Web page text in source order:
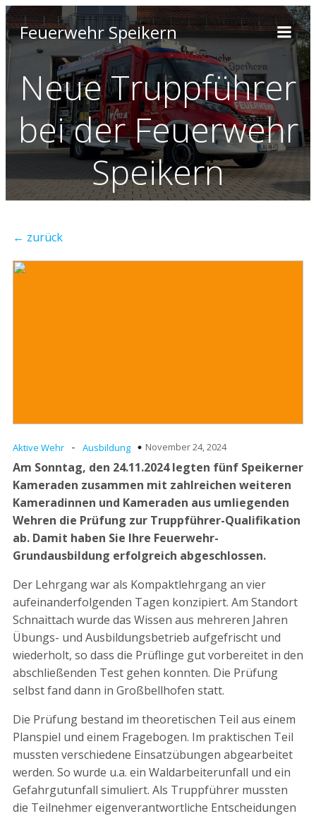
Feuerwehr Speikern
Neue Truppführer
bei der Feuerwehr
Speikern
← zurück
Aktive Wehr - Ausbildung November 24, 2024
Am Sonntag, den 24.11.2024 legten fünf Speikerner
Kameraden zusammen mit zahlreichen weiteren
Kameradinnen und Kameraden aus umliegenden
Wehren die Prüfung zur Truppführer-Qualifikation
ab. Damit haben Sie Ihre Feuerwehr-
Grundausbildung erfolgreich abgeschlossen.
Der Lehrgang war als Kompaktlehrgang an vier
aufeinanderfolgenden Tagen konzipiert. Am Standort
Schnaittach wurde das Wissen aus mehreren Jahren
Übungs- und Ausbildungsbetrieb aufgefrischt und
wiederholt, so dass die Prüflinge gut vorbereitet in den
abschließenden Test gehen konnten. Die Prüfung
selbst fand dann in Großbellhofen statt.
Die Prüfung bestand im theoretischen Teil aus einem
Planspiel und einem Fragebogen. Im praktischen Teil
mussten verschiedene Einsatzübungen abgearbeitet
werden. So wurde u.a. ein Waldarbeiterunfall und ein
Gefahrgutunfall simuliert. Als Truppführer mussten
die Teilnehmer eigenverantwortliche Entscheidungen